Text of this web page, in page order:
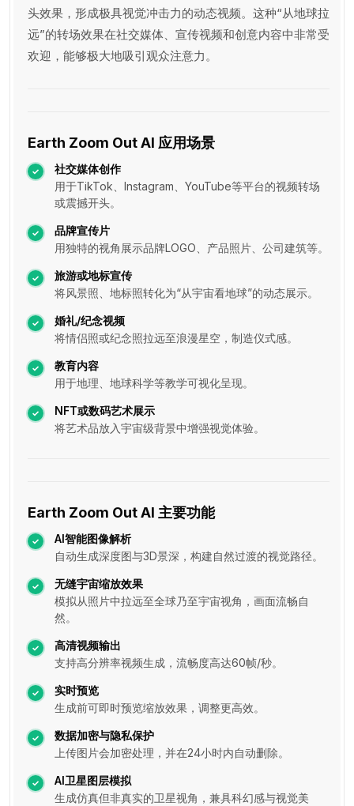
头效果，形成极具视觉冲击力的动态视频。这种“从地球拉
远”的转场效果在社交媒体、宣传视频和创意内容中非常受
欢迎，能够极大地吸引观众注意力。
Earth Zoom Out AI 应用场景
社交媒体创作
用于TikTok、Instagram、YouTube等平台的视频转场
或震撼开头。
品牌宣传片
用独特的视角展示品牌LOGO、产品照片、公司建筑等。
旅游或地标宣传
将风景照、地标照转化为“从宇宙看地球”的动态展示。
婚礼/纪念视频
将情侣照或纪念照拉远至浪漫星空，制造仪式感。
教育内容
用于地理、地球科学等教学可视化呈现。
NFT或数码艺术展示
将艺术品放入宇宙级背景中增强视觉体验。
Earth Zoom Out AI 主要功能
AI智能图像解析
自动生成深度图与3D景深，构建自然过渡的视觉路径。
无缝宇宙缩放效果
模拟从照片中拉远至全球乃至宇宙视角，画面流畅自
然。
高清视频输出
支持高分辨率视频生成，流畅度高达60帧/秒。
实时预览
生成前可即时预览缩放效果，调整更高效。
数据加密与隐私保护
上传图片会加密处理，并在24小时内自动删除。
AI卫星图层模拟
生成仿真但非真实的卫星视角，兼具科幻感与视觉美